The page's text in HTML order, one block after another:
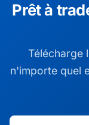
Prêt à
Télécharge
n'importe quel